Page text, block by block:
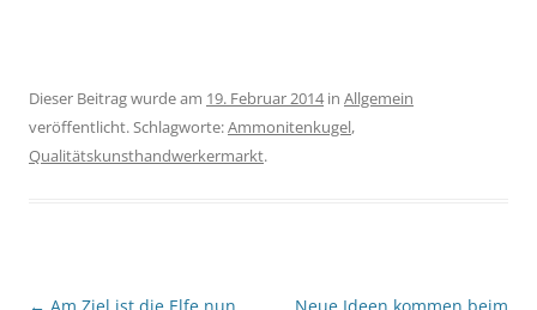
Dieser Beitrag wurde am 19. Februar 2014in Allgemein
veröffentlicht. Schlagworte:Ammonitenkugel,
Qualitätskunsthandwerkermarkt.